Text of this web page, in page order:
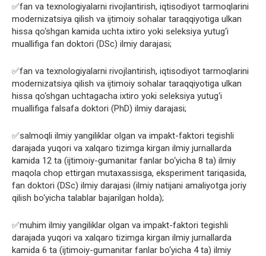
✅fan va texnologiyalarni rivojlantirish, iqtisodiyot tarmoqlarini
modernizatsiya qilish va ijtimoiy sohalar taraqqiyotiga ulkan
hissa qo‘shgan kamida uchta ixtiro yoki seleksiya yutug‘i
muallifiga fan doktori (DSc) ilmiy darajasi;
✅fan va texnologiyalarni rivojlantirish, iqtisodiyot tarmoqlarini
modernizatsiya qilish va ijtimoiy sohalar taraqqiyotiga ulkan
hissa qo‘shgan uchtagacha ixtiro yoki seleksiya yutug‘i
muallifiga falsafa doktori (PhD) ilmiy darajasi;
✅salmoqli ilmiy yangiliklar olgan va impakt-faktori tegishli
darajada yuqori va xalqaro tizimga kirgan ilmiy jurnallarda
kamida 12 ta (ijtimoiy-gumanitar fanlar bo‘yicha 8 ta) ilmiy
maqola chop ettirgan mutaxassisga, eksperiment tariqasida,
fan doktori (DSc) ilmiy darajasi (ilmiy natijani amaliyotga joriy
qilish bo‘yicha talablar bajarilgan holda);
✅muhim ilmiy yangiliklar olgan va impakt-faktori tegishli
darajada yuqori va xalqaro tizimga kirgan ilmiy jurnallarda
kamida 6 ta (ijtimoiy-gumanitar fanlar bo‘yicha 4 ta) ilmiy